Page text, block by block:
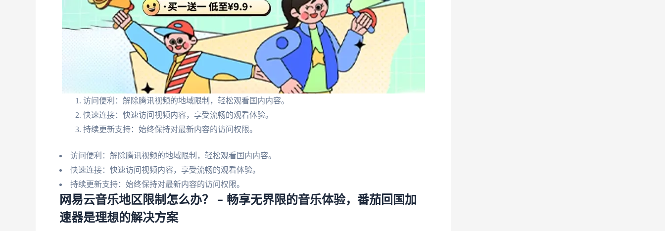
访问便利：解除腾讯视频的地域限制，轻松观看国内内容。
快速连接：快速访问视频内容，享受流畅的观看体验。
持续更新支持：始终保持对最新内容的访问权限。
访问便利：解除腾讯视频的地域限制，轻松观看国内内容。
快速连接：快速访问视频内容，享受流畅的观看体验。
持续更新支持：始终保持对最新内容的访问权限。
网易云音乐地区限制怎么办？ – 畅享无界限的音乐体验，番茄回国加
速器是理想的解决方案